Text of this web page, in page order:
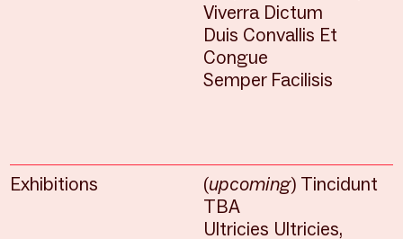
Viverra Dictum
Duis Convallis Et
Congue
Semper Facilisis
Exhibitions (upcoming) Tincidunt
TBA
Ultricies Ultricies,